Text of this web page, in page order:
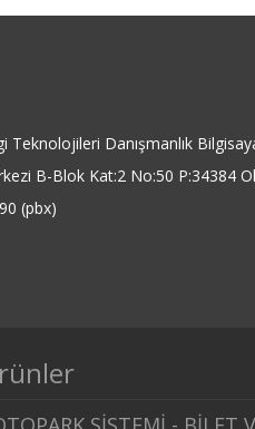
Teknolojileri Danışmanlık
B-Blok Kat:2 No:50 P:34384
(pbx)